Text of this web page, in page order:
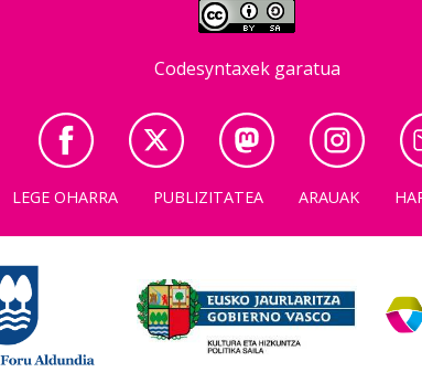
Codesyntaxek garatua
LEGE OHARRA PUBLIZITATEA ARAUAK